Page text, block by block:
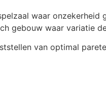
waar onzekerheid
gebouw waar variatie
van optimal